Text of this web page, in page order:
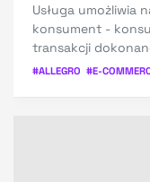
Usługa umożliwia
konsument -
transakcji
#ALLEGRO #E-